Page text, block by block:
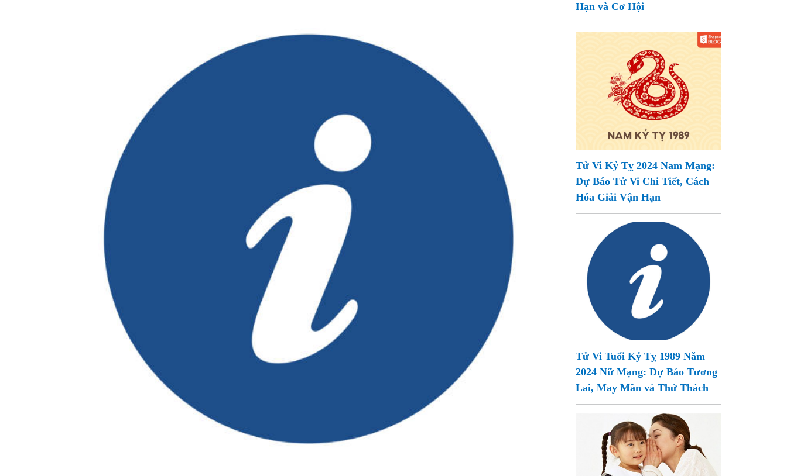
Hạn và Cơ Hội
Tử Vi Kỷ Tỵ 2024 Nam Mạng:
Dự Báo Tử Vi Chi Tiết, Cách
Hóa Giải Vận Hạn
Tử Vi Tuổi Kỷ Tỵ 1989 Năm
2024 Nữ Mạng: Dự Báo Tương
Lai, May Mắn và Thử Thách